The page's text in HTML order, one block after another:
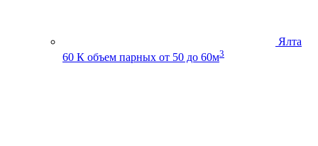
Ялта
60 К объем парных от 50 до 60м3